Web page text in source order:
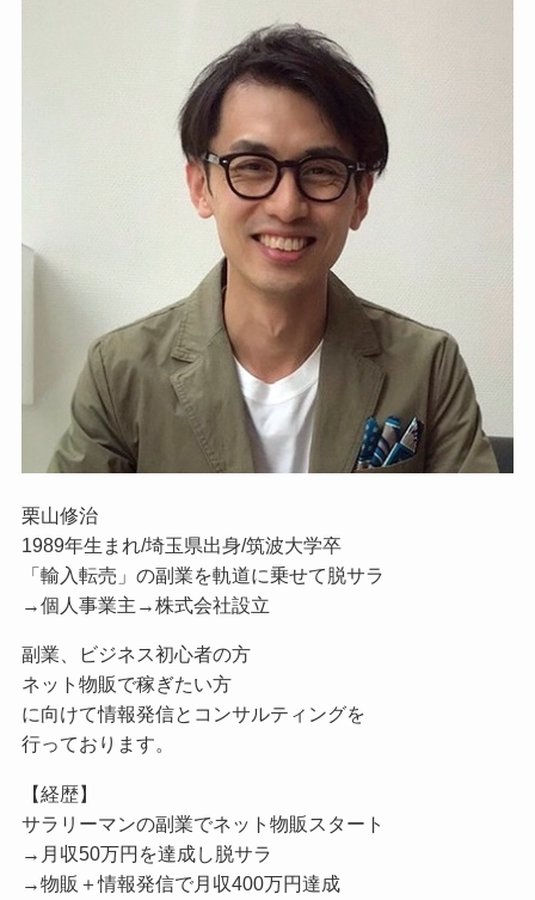
栗山修治
1989年生まれ/埼玉県出身/筑波大学卒
「輸入転売」の副業を軌道に乗せて脱サラ
→個人事業主→株式会社設立
副業、ビジネス初心者の方
ネット物販で稼ぎたい方
に向けて情報発信とコンサルティングを
行っております。
【経歴】
サラリーマンの副業でネット物販スタート
→月収50万円を達成し脱サラ
→物販＋情報発信で月収400万円達成